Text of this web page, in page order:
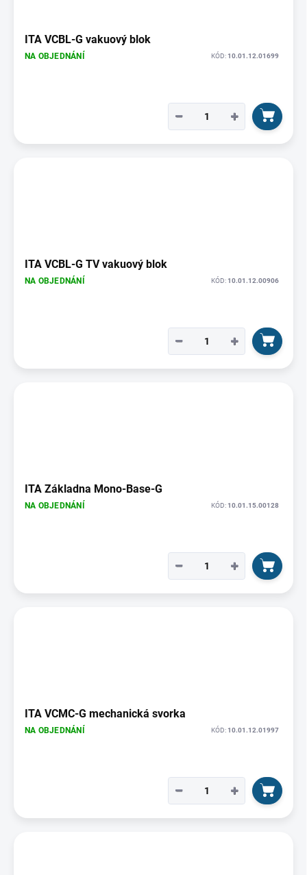
ITA VCBL-G vakuový blok
NA OBJEDNÁNÍ KÓD:10.01.12.01699
+
−
ITA VCBL-G TV vakuový blok
NA OBJEDNÁNÍ KÓD:10.01.12.00906
+
−
ITA Základna Mono-Base-G
NA OBJEDNÁNÍ KÓD:10.01.15.00128
+
−
ITA VCMC-G mechanická svorka
NA OBJEDNÁNÍ KÓD:10.01.12.01997
+
−